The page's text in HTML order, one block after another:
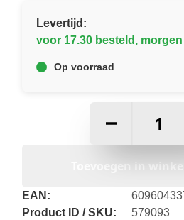
Levertijd:
voor 17.30 besteld,
Op voorraad
+
Toevoegen in
EAN:
Product ID / SKU:
579093